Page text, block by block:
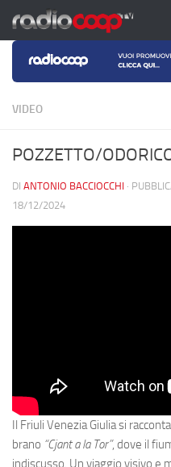
Salta al contenuto
VIDEO
POZZETTO/
DI ANTONIO BACCIOCCHI ·
18/12/2024
Il Friuli Venezia Giulia si
brano “Cjant a la Tor”, dove il
indiscusso. Un viaggio visivo e